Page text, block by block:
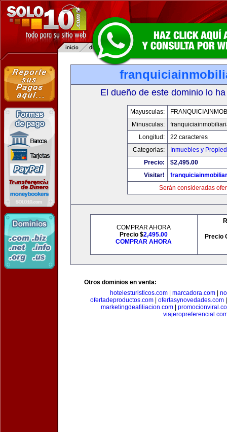
El dueño de este dominio lo
Mayusculas:
Minusculas:
Longitud:
22 caracteres
Categorias:
Inmuebles y
Precio:
$2,495.00
Visitar!
Serán consideradas
COMPRAR AHORA
Precio $2,495.00
COMPRAR AHORA
Precio
Otros dominios en venta:
hotelesturisticos.com
marcadora.com
ofertadeproductos.com| ofertasynovedades.com
marketingdeafiliacion.com|